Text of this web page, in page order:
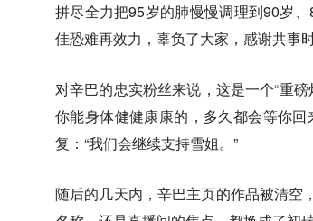
拼尽全力把95岁的肺慢慢调理到90岁
佳恐难再效力，辜负了大家，感谢共事
对辛巴的忠实粉丝来说，这是一个“重
你能身体健健康康的，多久都会等你
复：“我们会继续支持雪姐。”
随后的几天内，辛巴主页的作品被清空